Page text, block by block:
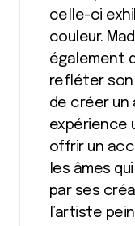
celle-ci
couleur.
également
refléter son
de créer un
expérience
offrir un
les âmes
par ses
l’artiste